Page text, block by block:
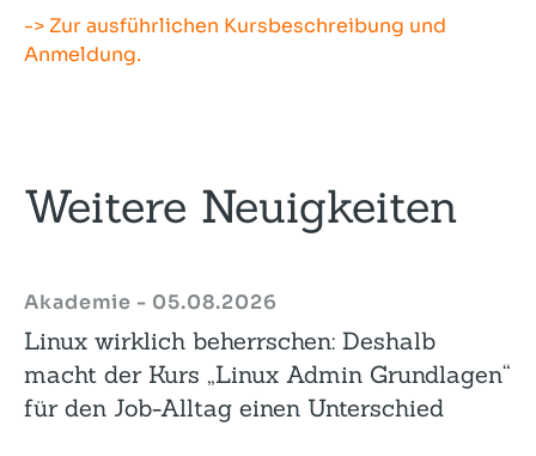
-> Zur ausführlichen Kursbeschreibung und
Anmeldung.
Weitere Neuigkeiten
Akademie - 05.08.2026
Linux wirklich beherrschen: Deshalb
macht der Kurs „Linux Admin Grundlagen“
für den Job-Alltag einen Unterschied